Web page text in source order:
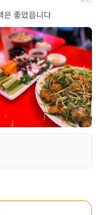
은 좋았읍니다